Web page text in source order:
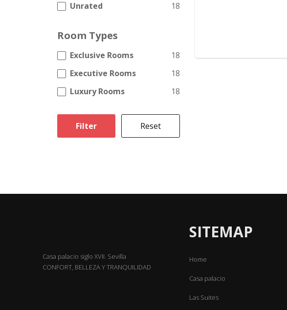
Unrated
18
Room Types
Exclusive Rooms
18
Executive Rooms
18
Luxury Rooms
18
Filter Reset
Casa palacio siglo XVII. Sevilla
CONFORT, BELLEZA Y TRANQUILIDAD
SITEMAP
Home
Casa palacio
Las Suites